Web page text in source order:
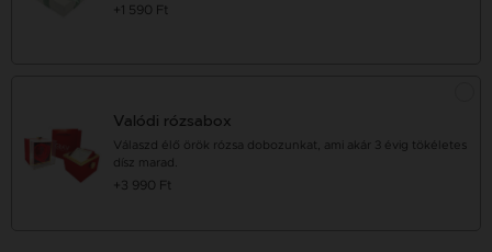
+1 590 Ft
Valódi rózsabox
Válaszd élő örök rózsa dobozunkat, ami akár 3 évig tökéletes
dísz marad.
+3 990 Ft